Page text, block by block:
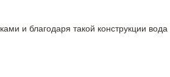
и благодаря такой конструкции вода